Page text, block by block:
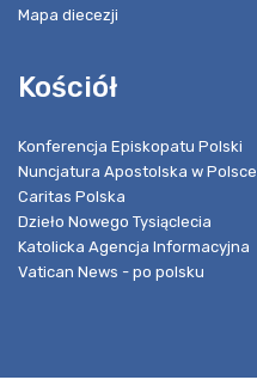
Mapa diecezji
Kościół
Konferencja Episkopatu Polski
Nuncjatura Apostolska w Polsce
Caritas Polska
Dzieło Nowego Tysiąclecia
Katolicka Agencja Informacyjna
Vatican News - po polsku